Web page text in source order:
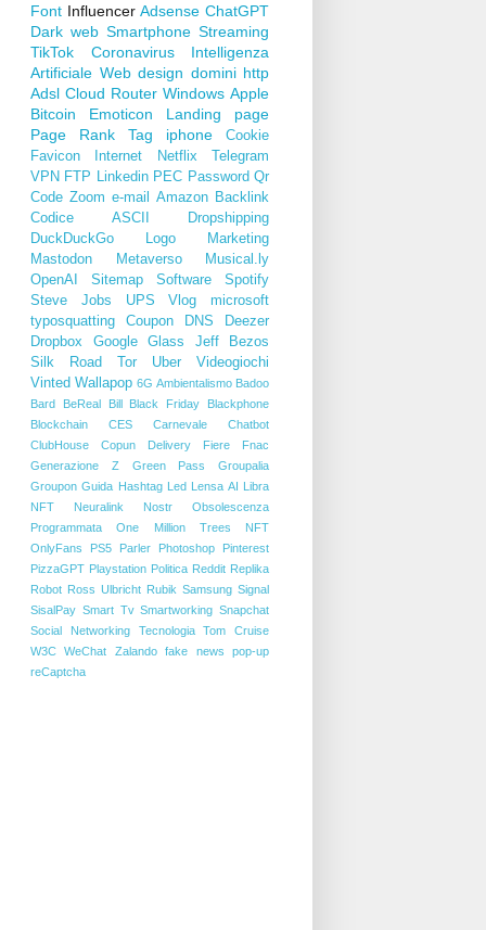
Font Influencer Adsense ChatGPT
Dark web Smartphone Streaming
TikTok
Coronavirus
Intelligenza
Artificiale Web design domini http
Adsl Cloud Router Windows Apple
Bitcoin
Emoticon
Landing page
Page Rank
Tag iphone
Cookie
Favicon
Internet Netflix
Telegram
VPN FTP Linkedin PEC Password Qr
Code Zoom e-mail Amazon Backlink
Codice ASCII
Dropshipping
DuckDuckGo
Logo
Marketing
Mastodon
Metaverso
Musical.ly
OpenAI
Sitemap Software
Spotify
Steve Jobs
UPS Vlog
microsoft
typosquatting
Coupon DNS
Deezer
Dropbox
Google Glass
Jeff Bezos
Silk Road
Tor Uber
Videogiochi
Vinted Wallapop 6G Ambientalismo Badoo
Bard
BeReal Bill Black Friday
Blackphone
Blockchain
CES Carnevale
Chatbot
ClubHouse
Copun Delivery Fiere
Fnac
Generazione Z
Green Pass
Groupalia
Groupon Guida Hashtag Led Lensa AI Libra
NFT
Neuralink Nostr
Obsolescenza
Programmata
One Million Trees NFT
OnlyFans
PS5 Parler Photoshop
Pinterest
PizzaGPT Playstation Politica Reddit Replika
Robot Ross Ulbricht Rubik Samsung Signal
SisalPay Smart Tv Smartworking Snapchat
Social Networking
Tecnologia
Tom Cruise
W3C
WeChat Zalando fake news
pop-up
reCaptcha